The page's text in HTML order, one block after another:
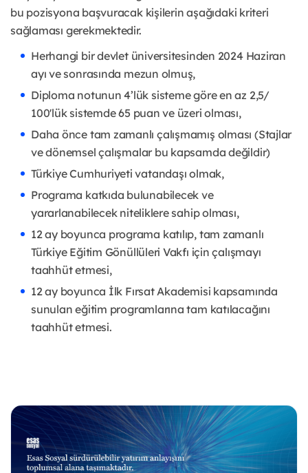
bu pozisyona başvuracak kişilerin aşağıdaki kriteri
sağlaması gerekmektedir.
Herhangi bir devlet üniversitesinden 2024 Haziran
ayı ve sonrasında mezun olmuş,
Diploma notunun 4’lük sisteme göre en az 2,5/
100'lük sistemde 65 puan ve üzeri olması,
Daha önce tam zamanlı çalışmamış olması (Stajlar
ve dönemsel çalışmalar bu kapsamda değildir)
Türkiye Cumhuriyeti vatandaşı olmak,
Programa katkıda bulunabilecek ve
yararlanabilecek niteliklere sahip olması,
12 ay boyunca programa katılıp, tam zamanlı
Türkiye Eğitim Gönüllüleri Vakfı için çalışmayı
taahhüt etmesi,
12 ay boyunca İlk Fırsat Akademisi kapsamında
sunulan eğitim programlarına tam katılacağını
taahhüt etmesi.